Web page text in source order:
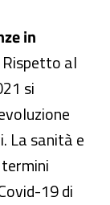
in
Rispetto al
si
La sanità e
19 di